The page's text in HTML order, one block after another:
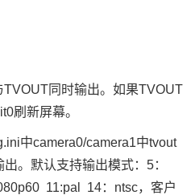
同时输出。如果TVOUT
刷新屏幕。
中camera0/camera1中tvout
。默认支持输出模式：5：
11:pal 14：ntsc，客户